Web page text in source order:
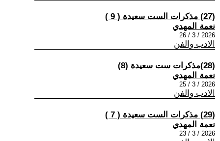
(27) مذكرات الست سعيدة ( 9 )
نعمة المهدي
2026 / 3 / 26
الادب والفن
(28) ​مذكرات ست سعيدة (8)
نعمة المهدي
2026 / 3 / 25
الادب والفن
(29) مذكرات الست سعيدة ​( 7 )
نعمة المهدي
2026 / 3 / 23